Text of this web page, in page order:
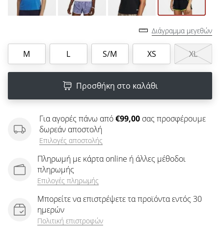
Εμφάνιση
Διάγραμμα μεγεθών
M L S/M XS XL
Προσθήκη στο καλάθι
Για αγορές πάνω από€99,00 σας προσφέρουμε
δωρεάν αποστολή
Επιλογές αποστολής
Πληρωμή με κάρτα online ή άλλες μέθοδοι
πληρωμής
Επιλογές πληρωμής
Μπορείτε να επιστρέψετε τα προϊόντα εντός 30
ημερών
Πολιτική επιστροφών